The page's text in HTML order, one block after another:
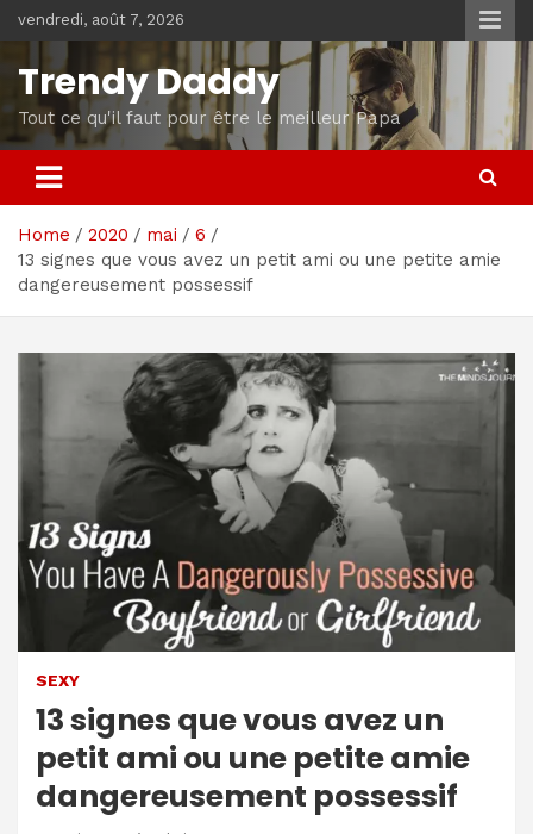
to
content
vendredi, août 7, 2026
Trendy Daddy
Tout ce qu'il faut pour être le meilleur Papa
Home 2020 mai
6
13 signes que vous avez un petit ami ou une petite amie
dangereusement possessif
SEXY
13 signes que vous avez un
petit ami ou une petite amie
dangereusement possessif